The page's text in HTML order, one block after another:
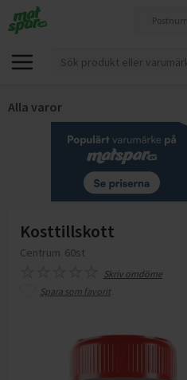
Alla varor
Kosttillskott
Centrum 60st
Skriv omdöme
Spara som favorit